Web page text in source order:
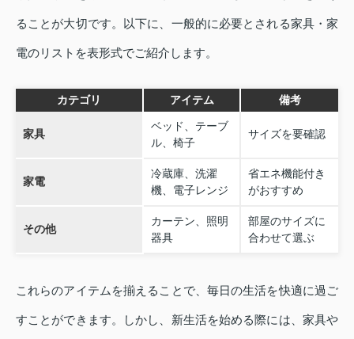
ることが大切です。以下に、一般的に必要とされる家具・家
電のリストを表形式でご紹介します。
カテゴリ アイテム 備考
家具
ベッド、テーブ
ル、椅子
サイズを要確認
家電
冷蔵庫、洗濯
機、電子レンジ
省エネ機能付き
がおすすめ
その他
カーテン、照明
器具
部屋のサイズに
合わせて選ぶ
これらのアイテムを揃えることで、毎日の生活を快適に過ご
すことができます。しかし、新生活を始める際には、家具や